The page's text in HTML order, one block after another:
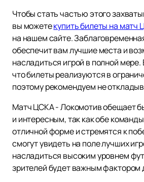
Чтобы стать частью этого
вы можетекупить билеты на матч
на нашем сайте.
обеспечит вам лучшие места и
насладиться игрой в полной
что билеты реализуются в
поэтому рекомендуем не
Матч ЦСКА - Локомотив обещает
и интересным, так как обе
отличной форме и стремятся к
смогут увидеть на поле лучших
насладиться высоким уровнем
зрителей будет важным фактором